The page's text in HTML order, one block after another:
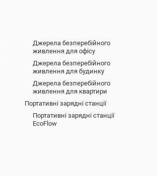
Джерела безперебійного
живлення для офісу
Джерела безперебійного
живлення для будинку
Джерела безперебійного
живлення для квартири
Портативні зарядні станції
Портативні зарядні станції
EcoFlow